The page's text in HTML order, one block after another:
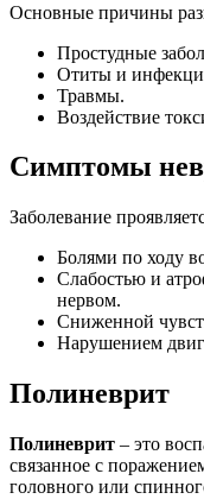
Основные причины
Простудные
Отиты и
Травмы.
Воздействие
Симптомы
Заболевание
Болями по ходу
Слабостью и
нервом.
Сниженной
Нарушением
Полиневрит
Полиневрит – это
связанное с
головного или